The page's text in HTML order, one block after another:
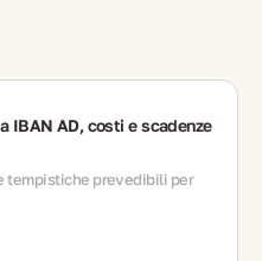
IBAN AD, costi e scadenze
tempistiche prevedibili per